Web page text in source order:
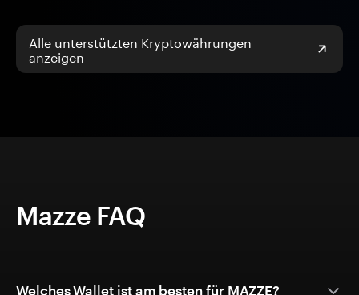
Alle unterstützten Kryptowährungen
anzeigen
Mazze FAQ
Welches Wallet ist am besten für MAZZE?